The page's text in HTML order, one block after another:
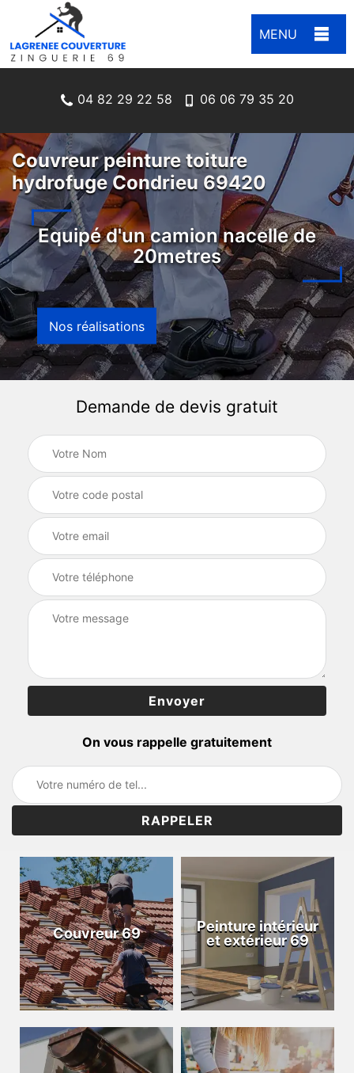
MENU
04 82 29 22 58 06 06 79 35 20
Couvreur peinture toiture
hydrofuge Condrieu 69420
Equipé d'un camion nacelle de
20metres
Nos réalisations
Demande de devis gratuit
On vous rappelle gratuitement
Couvreur 69
Peinture intérieur
et extérieur 69